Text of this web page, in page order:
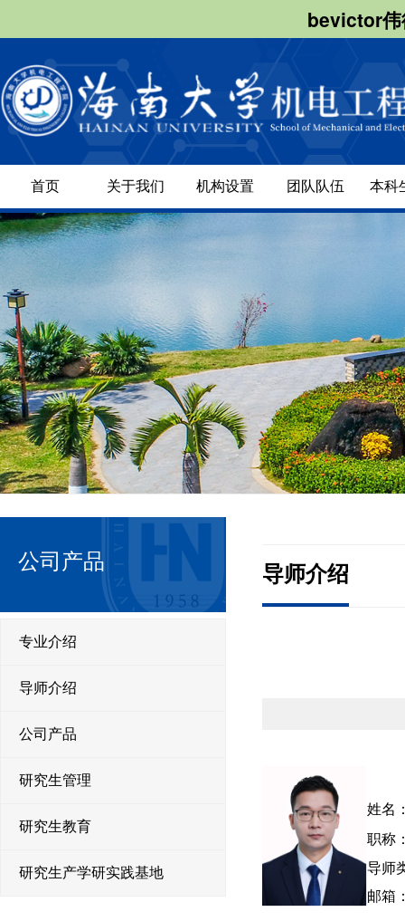
bevictor伟
首页 关于我们 机构设置 团队队伍 本科
公司产品
专业介绍
导师介绍
公司产品
研究生管理
研究生教育
研究生产学研实践基地
导师介绍
姓名
职称
导师
邮箱